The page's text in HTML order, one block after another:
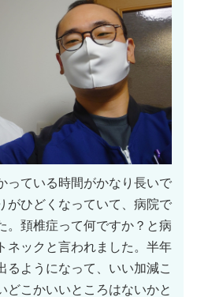
っている時間がかなり長いで
がひどくなっていて、病院で
。頚椎症って何ですか？と病
ネックと言われました。半年
るようになって、いい加減こ
どこかいいところはないかと